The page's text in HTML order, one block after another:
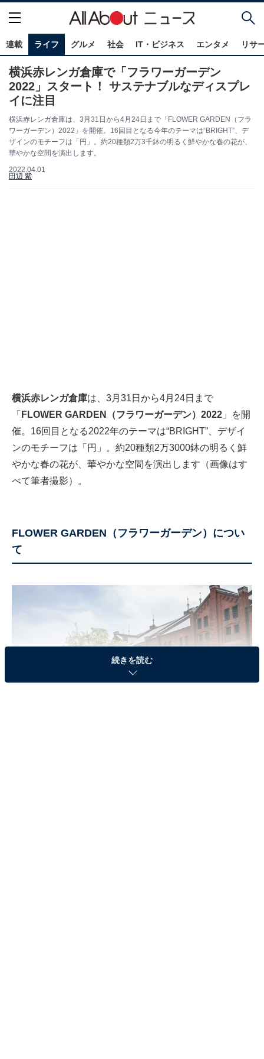
連載 ライフ グルメ 社会 IT・ビジネス エンタメ リサ
横浜赤レンガ倉庫で「フラワーガーデン
2022」スタート！ サステナブルなディスプレ
イに注目
横浜赤レンガ倉庫は、3月31日から4月24日まで「FLOWER GARDEN（フラ
ワーガーデン）2022」を開催。16回目となる今年のテーマは“BRIGHT”、デ
ザインのモチーフは「円」。約20種類2万3千鉢の明るく鮮やかな春の花が、
華やかな空間を演出します。
2022.04.01
田辺 紫
横浜赤レンガ倉庫は、3月31日から4月24日まで
「 FLOWER GARDEN（フラワーガーデン）2022 」を開
催。16回目となる2022年のテーマは“BRIGHT”、デザイ
ンのモチーフは「円」。約20種類2万3000鉢の明るく鮮
やかな春の花が、華やかな空間を演出します（画像はす
べて筆者撮影）。
FLOWER GARDEN（フラワーガーデン）につい
て
続きを読む